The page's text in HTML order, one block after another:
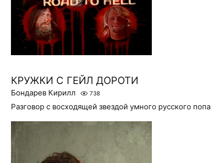
КРУЖКИ С ГЕЙЛ ДОРОТИ
Бондарев Кирилл 738
Разговор с восходящей звездой умного русского попа